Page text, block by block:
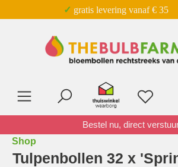
Ga naar de hoofdinhoud✓ gratis levering vanaf € 35
Je
Bestel nu, direct
Shop
Tulpenbollen 32 x